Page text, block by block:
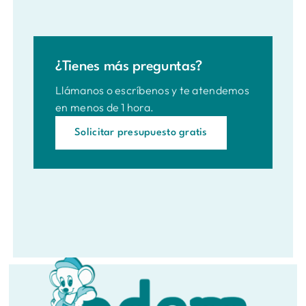
del período garantizado, volvemos sin coste
de iniciar el servicio.
¿Tienes más preguntas?
Llámanos o escríbenos y te atendemos
en menos de 1 hora.
Solicitar presupuesto gratis